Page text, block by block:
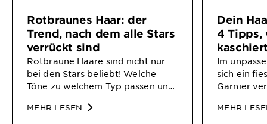
Rotbraunes Haar: der
Trend, nach dem alle Stars
verrückt sind
Rotbraune Haare sind nicht nur
bei den Stars beliebt! Welche
Töne zu welchem Typ passen und
Farben wichtig sind, erfährst Du
MEHR LESEN
Dein
4 Tipps,
Im
sich ein
Garnier
MEHR